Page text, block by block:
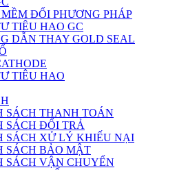
ĐỔI PHƯƠNG PHÁP
TIÊU HAO GC
DẪN THAY GOLD SEAL
TIÊU HAO
SÁCH THANH TOÁN
SÁCH ĐỔI TRẢ
SÁCH XỬ LÝ KHIẾU NẠI
SÁCH BẢO MẬT
SÁCH VẬN CHUYỂN